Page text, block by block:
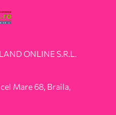
ONLINE S.R.L.
Mare 68, Braila,